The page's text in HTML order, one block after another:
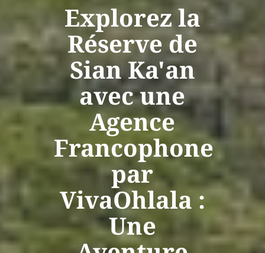
Explorez la
Réserve de
Sian Ka'an
avec une
Agence
Francophone
par
VivaOhlala :
Une